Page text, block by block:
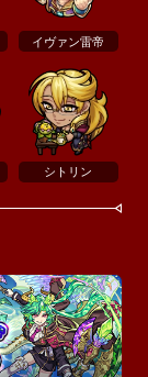
イヴァン雷帝
シトリン